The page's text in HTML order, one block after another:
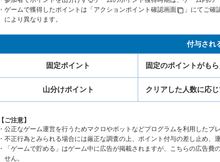
・ゲームで獲得したポイントは「 アクションポイント確認画面 」にてご確
により異なります。
付与され
固定ポイント 固定のポイントがもら
山分けポイント クリアした人数に応
【ご注意】
・公正なゲーム運営を行うためマクロやボットなどプログラムを利用したプ
・不正行為とみられる場合には厳正な調査の上、ポイント付与の差し止め、
・「ゲームで貯める」はゲーム中に広告が掲載されますが、こちらの広告
せん。